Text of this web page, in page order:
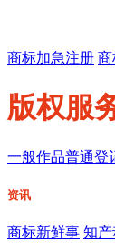
商标加急注册 商
版权服
一般作品普通登
资讯
商标新鲜事 知